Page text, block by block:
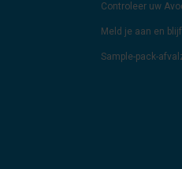
Controleer uw
Meld je aan en
Sample-pack-